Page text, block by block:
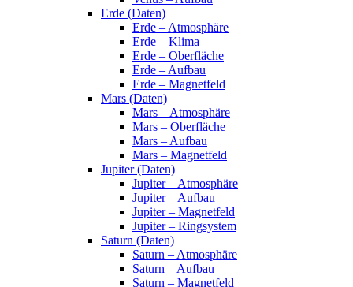
Erde (Daten)
Erde – Atmosphäre
Erde – Klima
Erde – Oberfläche
Erde – Aufbau
Erde – Magnetfeld
Mars (Daten)
Mars – Atmosphäre
Mars – Oberfläche
Mars – Aufbau
Mars – Magnetfeld
Jupiter (Daten)
Jupiter – Atmosphäre
Jupiter – Aufbau
Jupiter – Magnetfeld
Jupiter – Ringsystem
Saturn (Daten)
Saturn – Atmosphäre
Saturn – Aufbau
Saturn – Magnetfeld